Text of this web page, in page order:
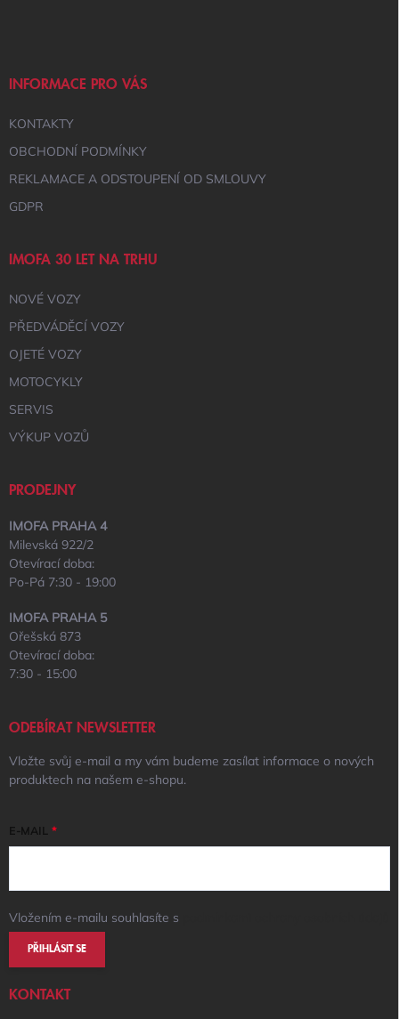
INFORMACE PRO VÁS
KONTAKTY
OBCHODNÍ PODMÍNKY
REKLAMACE A ODSTOUPENÍ OD SMLOUVY
GDPR
IMOFA 30 LET NA TRHU
NOVÉ VOZY
PŘEDVÁDĚCÍ VOZY
OJETÉ VOZY
MOTOCYKLY
SERVIS
VÝKUP VOZŮ
PRODEJNY
IMOFA PRAHA 4
Milevská 922/2
Otevírací doba:
Po-Pá 7:30 - 19:00
IMOFA PRAHA 5
Ořešská 873
Otevírací doba:
7:30 - 15:00
ODEBÍRAT NEWSLETTER
Vložte svůj e-mail a my vám budeme zasílat informace o nových
produktech na našem e-shopu.
E-MAIL
Vložením e-mailu souhlasíte s
PŘIHLÁSIT SE
KONTAKT